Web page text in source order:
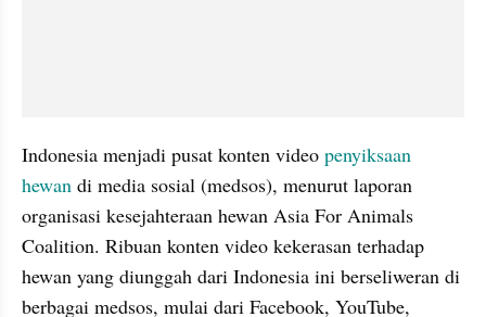
Indonesia menjadi pusat konten video penyiksaan
hewan di media sosial (medsos), menurut laporan
organisasi kesejahteraan hewan Asia For Animals
Coalition. Ribuan konten video kekerasan terhadap
hewan yang diunggah dari Indonesia ini berseliweran di
berbagai medsos, mulai dari Facebook, YouTube,